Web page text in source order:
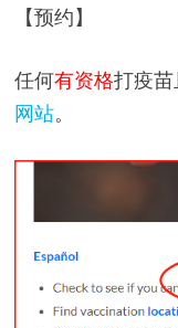
【预约】
任何有资格打疫苗
网站。